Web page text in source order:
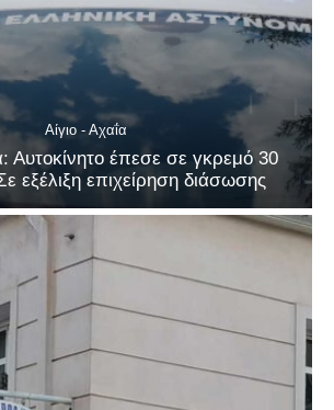
Αίγιο - Αχαΐα
Αυτοκίνητο έπεσε σε γκρεμό 30
εξέλιξη επιχείρηση διάσωσης